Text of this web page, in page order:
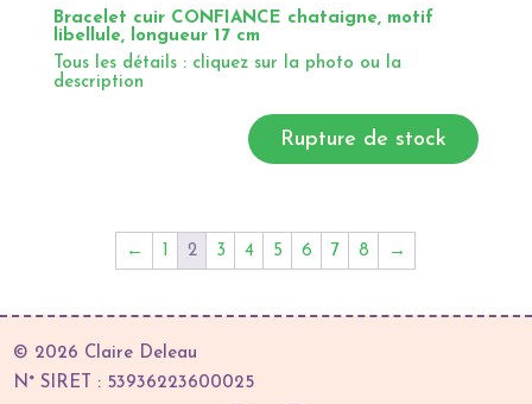
Bracelet cuir CONFIANCE chataigne, motif
libellule, longueur 17 cm
Tous les détails : cliquez sur la photo ou la
description
Rupture de stock
← 1 2 3 4 5 6 7 8 →
© 2026 Claire Deleau
N° SIRET : 53936223600025